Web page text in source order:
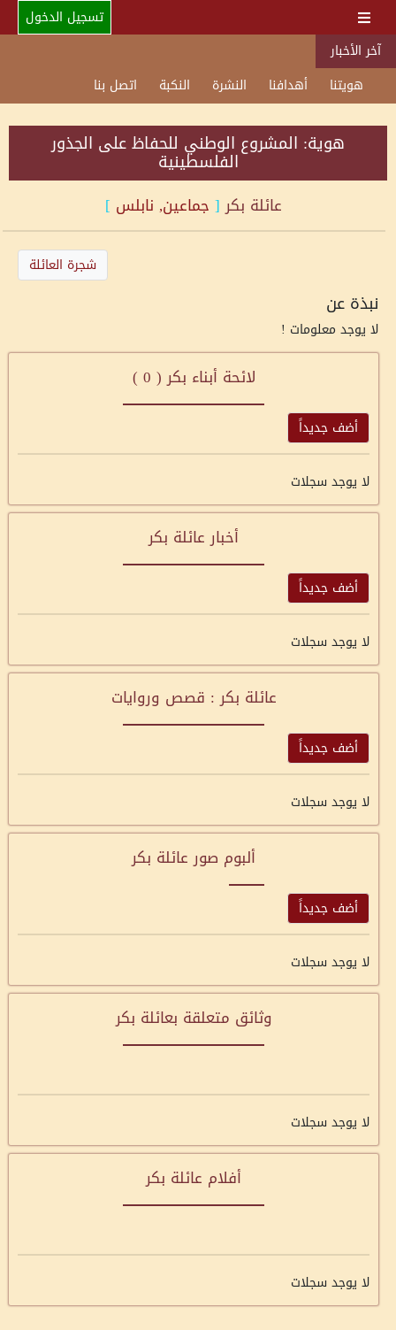
تسجيل الدخول
آخر الأخبار
هويتنا
أهدافنا النشرة النكبة اتصل بنا
هوية: المشروع الوطني للحفاظ على الجذور
الفلسطينية
عائلة بكر [ جماعين, نابلس ]
شجرة العائلة
نبذة عن
لا يوجد معلومات !
لائحة أبناء بكر ( 0
)
أضف جديداً
لا يوجد سجلات
أخبار عائلة بكر
أضف جديداً
لا يوجد سجلات
عائلة بكر : قصص وروايات
أضف جديداً
لا يوجد سجلات
ألبوم صور عائلة بكر
أضف جديداً
لا يوجد سجلات
وثائق متعلقة بعائلة بكر
لا يوجد سجلات
أفلام عائلة بكر
لا يوجد سجلات